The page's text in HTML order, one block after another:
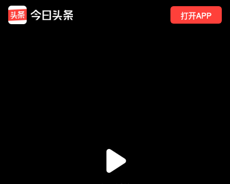
打开APP